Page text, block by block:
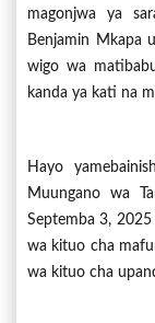
magonjwa ya
Benjamin Mkapa
wigo wa
kanda ya kati na
Hayo
Muungano wa
Septemba 3,
wa kituo cha
wa kituo cha